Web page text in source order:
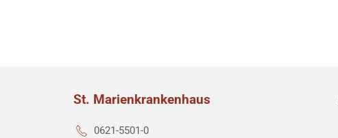
St. Marienkrankenhaus
0621-5501-0